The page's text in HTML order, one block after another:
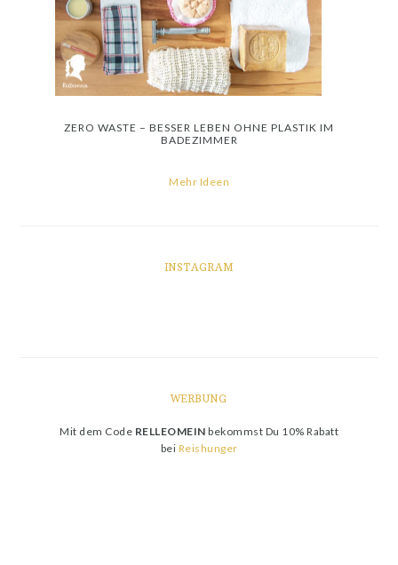
ZERO WASTE – BESSER LEBEN OHNE PLASTIK IM
BADEZIMMER
Mehr Ideen
INSTAGRAM
WERBUNG
Mit dem Code RELLEOMEIN bekommst Du 10% Rabatt
bei Reishunger